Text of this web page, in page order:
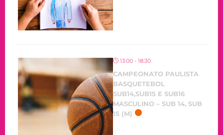
13:00 - 18:30
CAMPEONATO PAULISTA
BASQUETEBOL
SUB14,SUB15 E SUB16
MASCULINO – SUB 14, SUB
15 (M)